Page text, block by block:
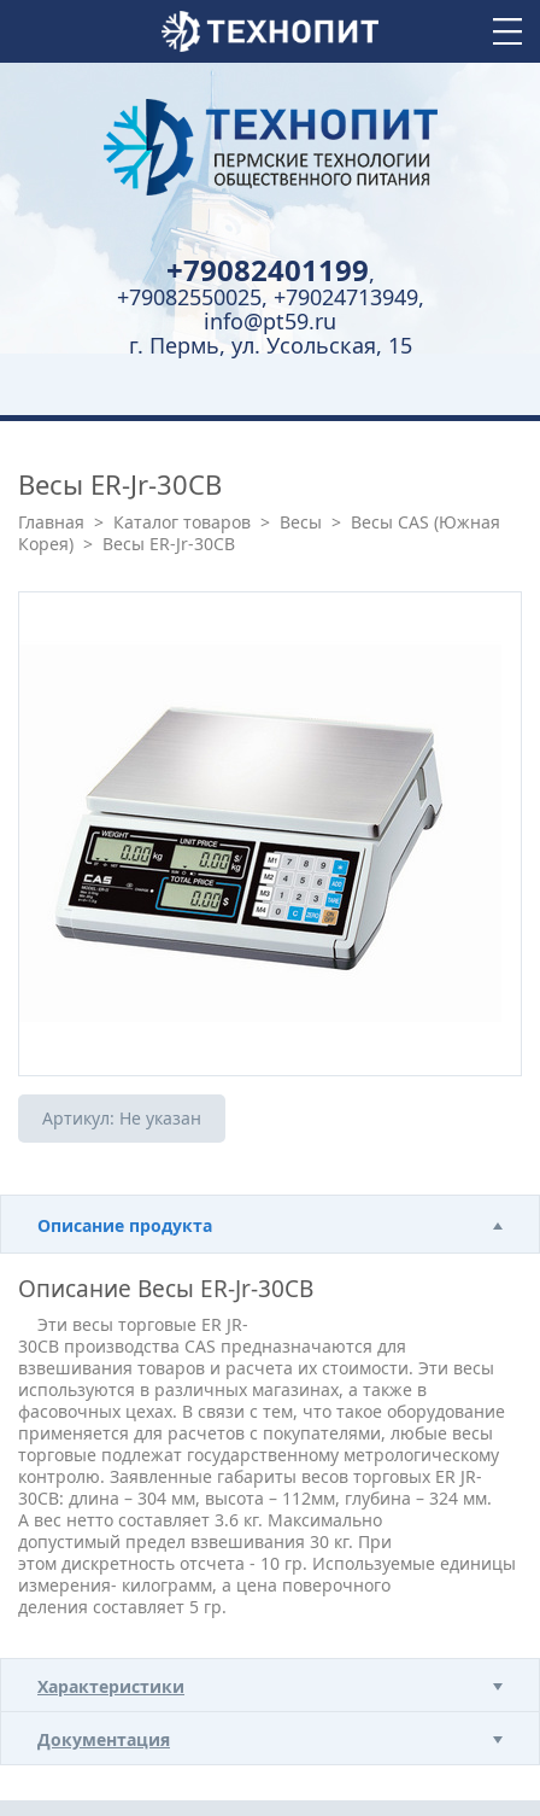
+79082401199,
+79082550025, +79024713949,
info@pt59.ru
г. Пермь, ул. Усольская, 15
Весы ER-Jr-30CB
Главная > Каталог товаров > Весы > Весы CAS (Южная
Корея) > Весы ER-Jr-30CB
Артикул: Не указан
Описание продукта
Описание Весы ER-Jr-30CB
Эти весы торговые ER JR-
30CB производства CAS предназначаются для
взвешивания товаров и расчета их стоимости. Эти весы
используются в различных магазинах, а также в
фасовочных цехах. В связи с тем, что такое оборудование
применяется для расчетов с покупателями, любые весы
торговые подлежат государственному метрологическому
контролю. Заявленные габариты весов торговых ER JR-
30CB: длина – 304 мм, высота – 112мм, глубина – 324 мм.
А вес нетто составляет 3.6 кг. Максимально
допустимый предел взвешивания 30 кг. При
этом дискретность отсчета - 10 гр. Используемые единицы
измерения- килограмм, а цена поверочного
деления составляет 5 гр.
Характеристики
Документация